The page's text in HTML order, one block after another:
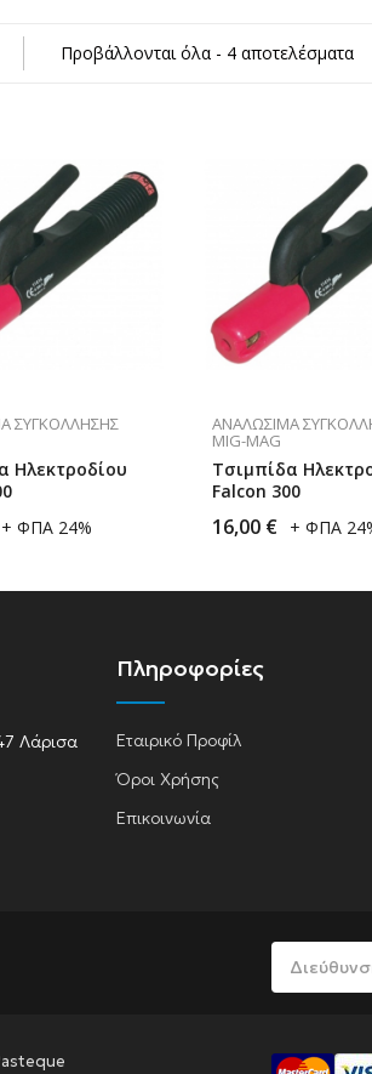
Προβάλλονται όλα - 4 αποτελέσματα
ΣΥΓΚΌΛΛΗΣΗΣ
Ηλεκτροδίου
+ ΦΠΑ 24%
ΑΝΑΛΏΣΙΜΑ
MIG-MAG
Τσιμπίδα
Falcon 300
16,00 € + ΦΠΑ
Αερίων
Λάρισα
Πληροφορίες
Εταιρικό Προφίλ
Όροι Χρήσης
Επικοινωνία